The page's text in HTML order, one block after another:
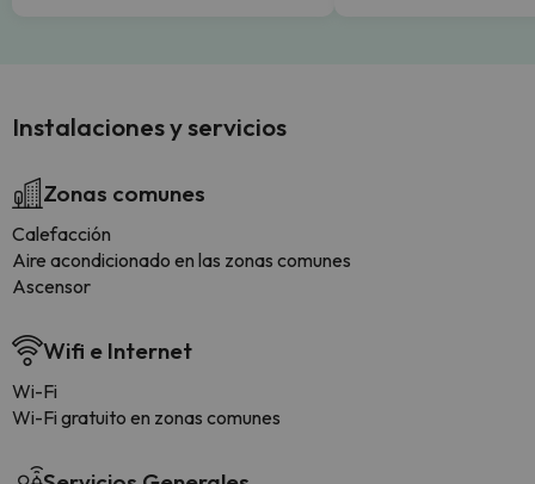
Instalaciones y servicios
Zonas comunes
Calefacción
Aire acondicionado en las zonas comunes
Ascensor
Wifi e Internet
Wi-Fi
Wi-Fi gratuito en zonas comunes